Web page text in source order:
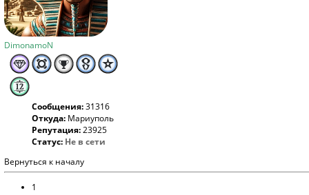
DimonamoN
Сообщения:31316
Откуда: Мариуполь
Репутация:23925
Статус: Не в сети
Вернуться к началу
1